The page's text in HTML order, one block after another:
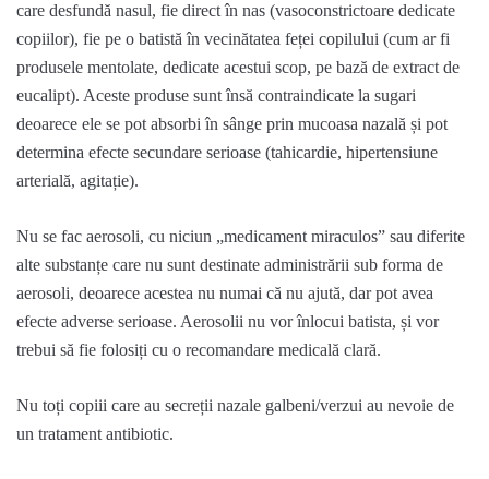
care desfundă nasul, fie direct în nas (vasoconstrictoare dedicate
copiilor), fie pe o batistă în vecinătatea feței copilului (cum ar fi
produsele mentolate, dedicate acestui scop, pe bază de extract de
eucalipt). Aceste produse sunt însă contraindicate la sugari
deoarece ele se pot absorbi în sânge prin mucoasa nazală și pot
determina efecte secundare serioase (tahicardie, hipertensiune
arterială, agitație).
Nu se fac aerosoli, cu niciun „medicament miraculos” sau diferite
alte substanțe care nu sunt destinate administrării sub forma de
aerosoli, deoarece acestea nu numai că nu ajută, dar pot avea
efecte adverse serioase. Aerosolii nu vorînlocui batista, și vor
trebui să fie folosiți cu o recomandare medicală clară.
Nu toți copiii care au secreții nazale galbeni/verzui au nevoie de
un tratament antibiotic.